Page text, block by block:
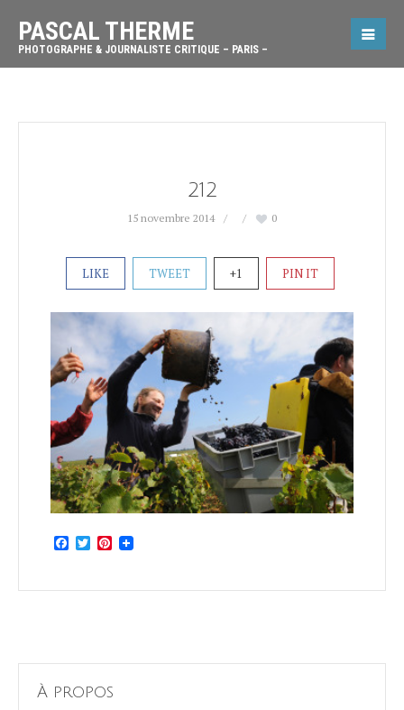
PASCAL THERME
PHOTOGRAPHE & JOURNALISTE CRITIQUE – PARIS –
212
15 novembre 2014 0
LIKE TWEET +1 PIN IT
Facebook
TwitterPinterest
À propos